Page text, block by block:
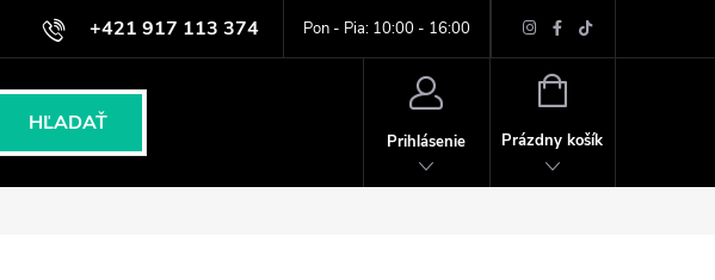
+421 917 113 374 Pon - Pia: 10:00 - 16:00
Podmienky ochrany osobných údajov
HĽADAŤ
Prihlásenie
NÁKUPNÝ
Prázdny košík